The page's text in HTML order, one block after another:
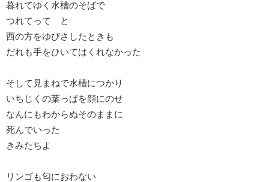
暮れてゆく水槽のそばで
つれてって と
西の方をゆびさしたときも
だれも手をひいてはくれなかった
そして見まねで水槽につかり
いちじくの葉っぱを顔にのせ
なんにもわからぬそのままに
死んでいった
きみたちよ
リンゴも匂におわない